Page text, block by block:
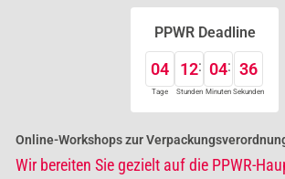
PPWR Deadline
04
Tage
12
Stunden
04
Minuten
36
Sekunden
Online-Workshops zur
Wir bereiten Sie gezielt auf die PPWR-